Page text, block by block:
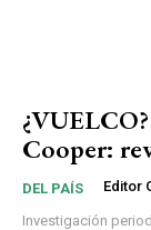
Cooper:
DEL PAÍS Editor
Investigación